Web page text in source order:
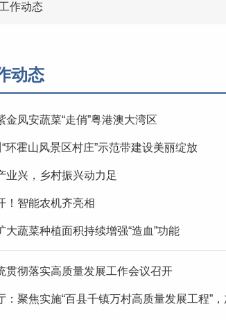
作动态
动态
金凤安蔬菜“走俏”粤港澳大湾区
“环霍山风景区村庄”示范带建设美丽绽放
业兴，乡村振兴动力足
！智能农机齐亮相
大蔬菜种植面积持续增强“造血”功能
贯彻落实高质量发展工作会议召开
：聚焦实施“百县千镇万村高质量发展工程”